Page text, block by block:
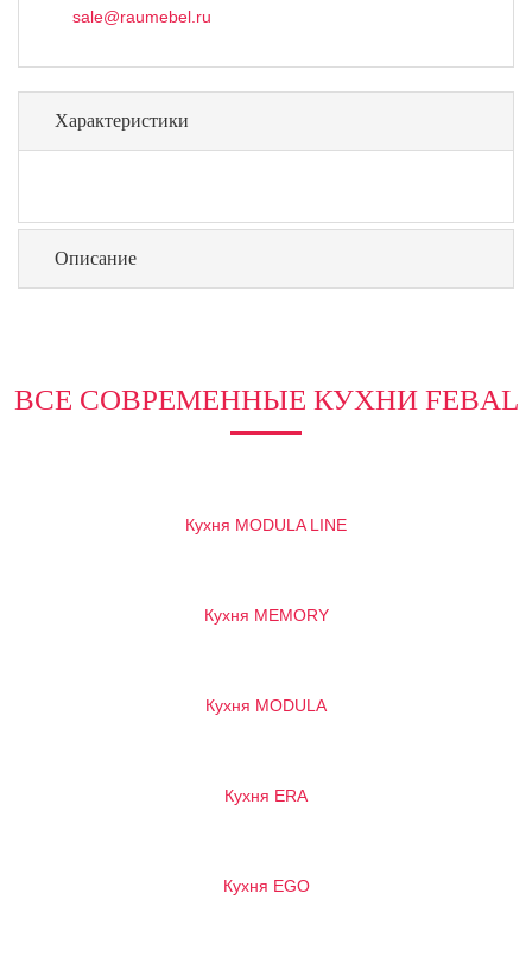
sale@raumebel.ru
Характеристики
Описание
ВСЕ СОВРЕМЕННЫЕ КУХНИ FEBAL
Кухня MODULA LINE
Кухня MEMORY
Кухня MODULA
Кухня ERA
Кухня EGO